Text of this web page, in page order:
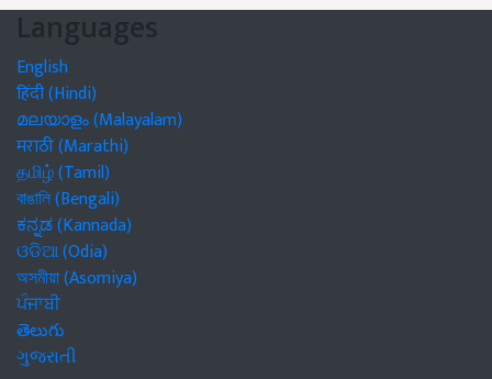
Languages
English
हिंदी (Hindi)
മലയാളം (Malayalam)
मराठी (Marathi)
தமிழ் (Tamil)
বাঙালি (Bengali)
ಕನ್ನಡ (Kannada)
ଓଡିଆ (Odia)
অসমীয়া (Asomiya)
ਪੰਜਾਬੀ
తెలుగు
ગુજરાતી